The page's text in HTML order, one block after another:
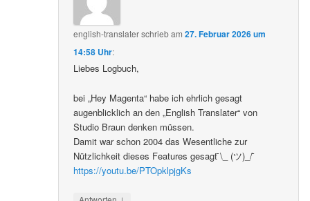
english-translaterschriebam27. Februar 2026 um
14:58 Uhr:
Liebes Logbuch,
bei „Hey Magenta“ habe ich ehrlich gesagt
augenblicklich an den „English Translater“ von
Studio Braun denken müssen.
Damit war schon 2004 das Wesentliche zur
Nützlichkeit dieses Features gesagt ̄\_ (ツ)_/ ̄
https://youtu.be/PTOpklpjgKs
↓